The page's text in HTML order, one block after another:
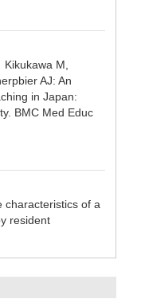
M,
AJ: An
in Japan:
BMC Med Educ
of a
resident